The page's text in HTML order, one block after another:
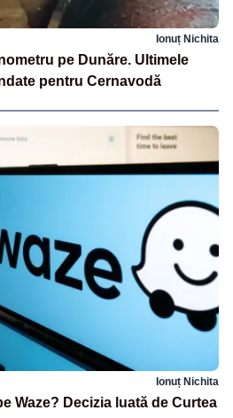
Ionuț Nichita
pe Dunăre. Ultimele
pentru Cernavodă
Ionuț Nichita
Waze? Decizia luată de Curtea